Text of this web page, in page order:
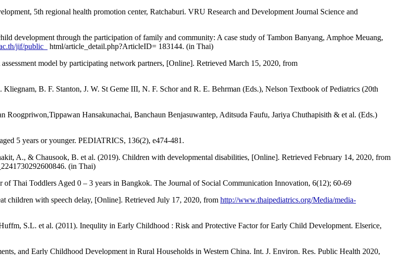
5th regional health promotion center, Ratchaburi. VRU Research and Development Journal Science and
development through the participation of family and community: A case study of Tambon Banyang, Amphoe Meuang,
jif/public_
html/article_detail.php?ArticleID= 183144. (in Thai)
model by participating network partners, [Online]. Retrieved March 15, 2020, from
B. F. Stanton, J. W. St Geme III, N. F. Schor and R. E. Behrman (Eds.), Nelson Textbook of Pediatrics (20th
Hansakunachai, Banchaun Benjasuwantep, Aditsuda Faufu, Jariya Chuthapisith & et al. (Eds.)
5 years or younger. PEDIATRICS, 136(2), e474-481.
A., & Chausook, B. et al. (2019). Children with developmental disabilities, [Online]. Retrieved February 14, 2020, from
(in Thai)
Thai Toddlers Aged 0 – 3 years in Bangkok. The Journal of Social Communication Innovation, 6(12); 60-69
children with speech delay, [Online]. Retrieved July 17, 2020, from http://www.thaipediatrics.org/Media/media-
S.L. et al. (2011). Inequlity in Early Childhood : Risk and Protective Factor for Early Child Development. Elserice,
and Early Childhood Development in Rural Households in Western China. Int. J. Environ. Res. Public Health 2020,